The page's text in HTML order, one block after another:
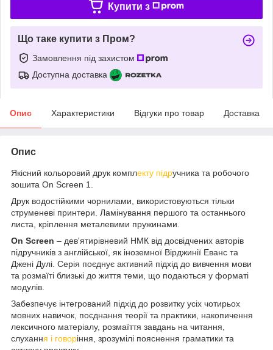
Купити з
Що таке купити з Пром?
Замовлення під захистом
Доступна доставка
Опис Характеристики Відгуки про товар Доставка
Опис
Якісний кольоровий друк комплекту підручника та робочого
зошита On Screen 1.
Друк водостійкими чорнилами, використовуються тільки
струменеві принтери. Ламінування першого та останнього
листа, кріплення металевими пружинами.
On Screen – дев'ятирівневий НМК від досвідчених авторів
підручників з англійської, як іноземної Вірджинії Еванс та
Джені Дулі. Серія поєднує активний підхід до вивчення мови
та розмаїті близькі до життя теми, що подаються у форматі
модулів.
Забезпечує інтегрований підхід до розвитку усіх чотирьох
мовних навичок, поєднання теорії та практики, накопичення
лексичного матеріалу, розмаїття завдань на читання,
слухання і говоріння, зрозумілі пояснення граматики та